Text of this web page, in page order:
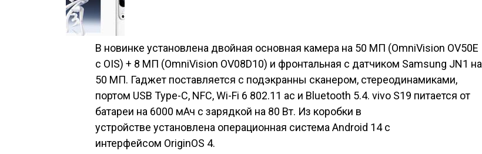
В новинке установлена двойная основная камера на 50 МП (OmniVision OV50E
с OIS) + 8 МП (OmniVision OV08D10) и фронтальная с датчиком Samsung JN1 на
50 МП. Гаджет поставляется с подэкранны сканером, стереодинамиками,
портом USB Type-C, NFC, Wi-Fi 6 802.11 ac и Bluetooth 5.4. vivo S19 питается от
батареи на 6000 мАч с зарядкой на 80 Вт. Из коробки в
устройстве установлена операционная система Android 14 с
интерфейсом OriginOS 4.